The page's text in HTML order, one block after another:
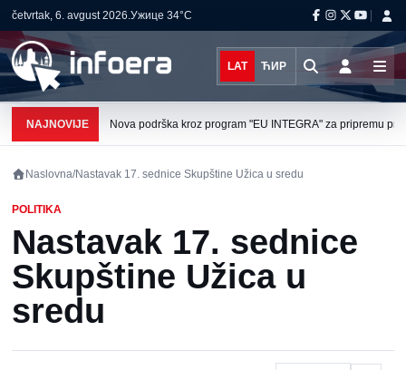
četvrtak, 6. avgust 2026.Ужице 34°C
LAT ЋИР
NAJNOVIJE Nova podrška kroz program "EU INTEGRA" za pripremu
Naslovna/Nastavak 17. sednice Skupštine Užica u sredu
POLITIKA
Nastavak 17. sednice
Skupštine Užica u
sredu